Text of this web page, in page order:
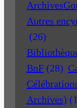
Autres
(26)
BnF (28)
Archives)